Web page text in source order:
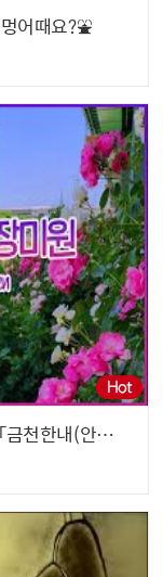
어때요?⛲️
[4K영상]금천구민이라면 꼭 가봐야 할 「금천한내(안양천)장미원🌹」을 소개합니다!